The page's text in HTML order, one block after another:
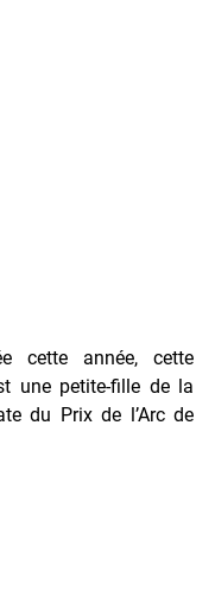
cette année, cette
une petite-fille de la
du Prix de l’Arc de